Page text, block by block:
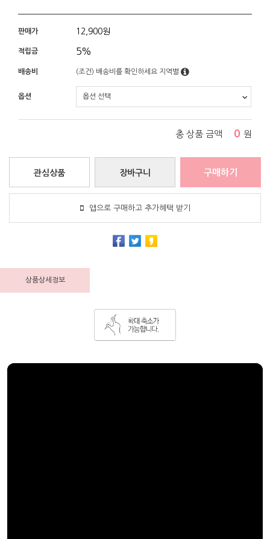
판매가 12,900원
적립금 5%
배송비 (조건) 배송비를 확인하세요 지역별
옵션
총 상품 금액 0 원
장바구니
관심상품 구매하기
앱으로 구매하고 추가혜택 받기
상품상세정보